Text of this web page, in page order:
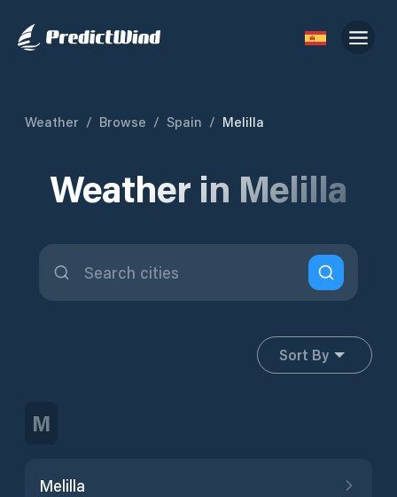
Weather / Browse / Spain / Melilla
Weather in Melilla
Sort By
M
Melilla